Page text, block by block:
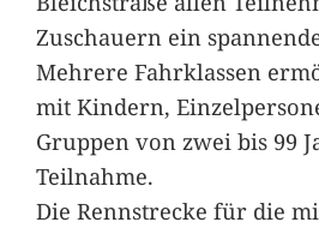
Zuschauern ein
Mehrere Fahrklassen
mit Kindern,
Gruppen von zwei bis 99
Teilnahme.
Die Rennstrecke für die